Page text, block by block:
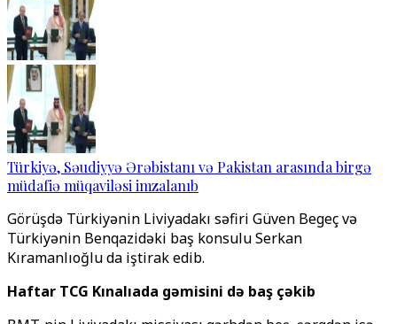
Türkiyə, Səudiyyə Ərəbistanı və Pakistan arasında birgə
müdafiə müqaviləsi imzalanıb
Görüşdə Türkiyənin Liviyadakı səfiri Güven Begeç və
Türkiyənin Benqazidəki baş konsulu Serkan
Kıramanlıoğlu da iştirak edib.
Haftar TCG Kınalıada gəmisini də baş çəkib